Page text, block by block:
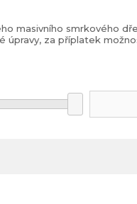
masivního smrkového
úpravy, za příplatek